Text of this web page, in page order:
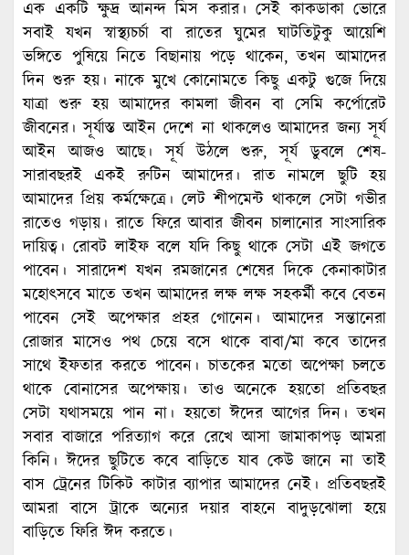
এক একটি ক্ষুদ্র আনন্দ মিস করার। সেই কাকডাকা ভোরে
সবাই যখন স্বাস্থ্যচর্চা বা রাতের ঘুমের ঘাটতিটুকু আয়েশি
ভঙ্গিতে পুষিয়ে নিতে বিছানায় পড়ে থাকেন, তখন আমাদের
দিন শুরু হয়। নাকে মুখে কোনোমতে কিছু একটু গুজে দিয়ে
যাত্রা শুরু হয় আমাদের কামলা জীবন বা সেমি কর্পোরেট
জীবনের। সূর্যাস্ত আইন দেশে না থাকলেও আমাদের জন্য সূর্য
আইন আজও আছে। সূর্য উঠলে শুরু, সূর্য ডুবলে শেষ-
সারাবছরই একই রুটিন আমাদের। রাত নামলে ছুটি হয়
আমাদের প্রিয় কর্মক্ষেত্রে। লেট শীপমেন্ট থাকলে সেটা গভীর
রাতেও গড়ায়। রাতে ফিরে আবার জীবন চালানোর সাংসারিক
দায়িত্ব। রোবট লাইফ বলে যদি কিছু থাকে সেটা এই জগতে
পাবেন। সারাদেশ যখন রমজানের শেষের দিকে কেনাকাটার
মহোৎসবে মাতে তখন আমাদের লক্ষ লক্ষ সহকর্মী কবে বেতন
পাবেন সেই অপেক্ষার প্রহর গোনেন। আমাদের সন্তানেরা
রোজার মাসেও পথ চেয়ে বসে থাকে বাবা/মা কবে তাদের
সাথে ইফতার করতে পাবেন। চাতকের মতো অপেক্ষা চলতে
থাকে বোনাসের অপেক্ষায়। তাও অনেকে হয়তো প্রতিবছর
সেটা যথাসময়ে পান না। হয়তো ঈদের আগের দিন। তখন
সবার বাজারে পরিত্যাগ করে রেখে আসা জামাকাপড় আমরা
কিনি। ঈদের ছুটিতে কবে বাড়িতে যাব কেউ জানে না তাই
বাস ট্রেনের টিকিট কাটার ব্যাপার আমাদের নেই। প্রতিবছরই
আমরা বাসে ট্রাকে অন্যের দয়ার বাহনে বাদুড়ঝোলা হয়ে
বাড়িতে ফিরি ঈদ করতে।